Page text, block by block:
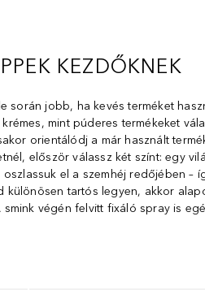
KEZDŐKNEK
során jobb, ha kevés terméket
mint púderes termékeket
orientálódj a már használt
először válassz két színt: egy
el a szemhéj redőjében –
különösen tartós legyen, akkor
végén felvitt fixáló spray is